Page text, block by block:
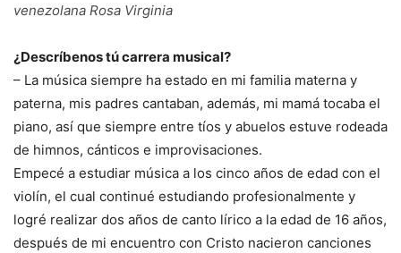
venezolana Rosa Virginia
¿Descríbenos tú carrera musical?
– La música siempre ha estado en mi familia materna y
paterna, mis padres cantaban, además, mi mamá tocaba el
piano, así que siempre entre tíos y abuelos estuve rodeada
de himnos, cánticos e improvisaciones.
Empecé a estudiar música a los cinco años de edad con el
violín, el cual continué estudiando profesionalmente y
logré realizar dos años de canto lírico a la edad de 16 años,
después de mi encuentro con Cristo nacieron canciones